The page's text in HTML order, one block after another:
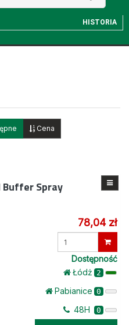
HISTORIA
Cena
Buffer Spray
78,04 zł
Dostępność
Łódż 2
Pabianice 0
48H 0